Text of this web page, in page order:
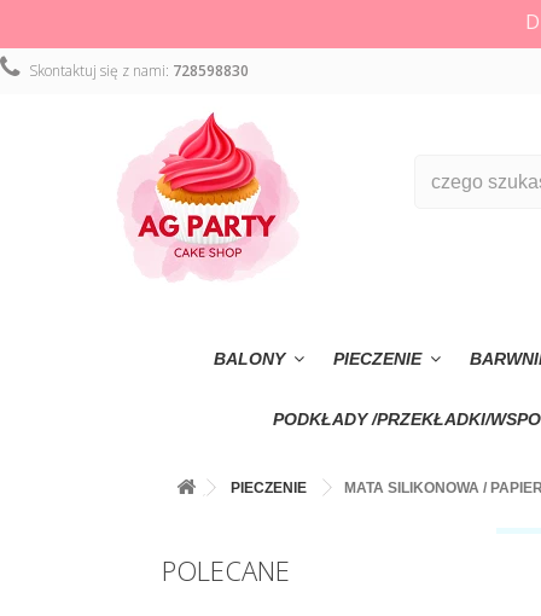
Skontaktuj się z nami: 728598830
BALONY PIECZENIE
PODKŁADY /PRZEKŁADKI/
PIECZENIE MATA SILIKONOWA /
POLECANE